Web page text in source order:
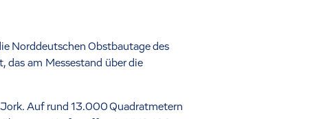
Norddeutschen Obstbautage des
das am Messestand über die
Auf rund 13.000 Quadratmetern